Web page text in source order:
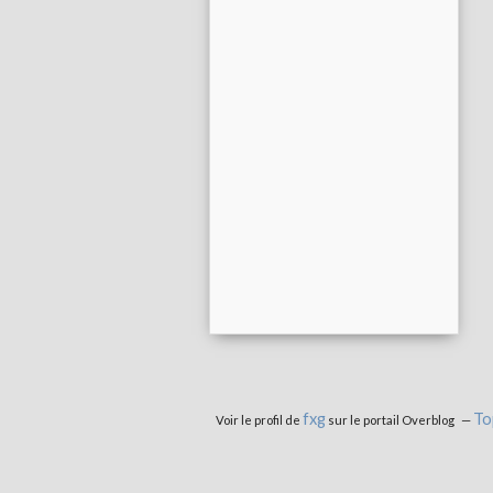
Voir le profil de fxgsur le portail Overblog